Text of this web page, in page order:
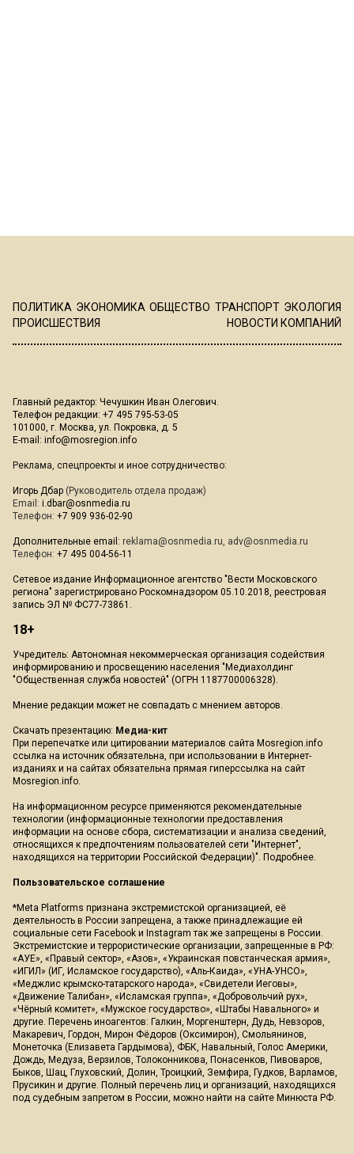
ПОЛИТИКА ЭКОНОМИКА ОБЩЕСТВО ТРАНСПОРТ ЭКОЛОГИЯ
ПРОИСШЕСТВИЯ
НОВОСТИ КОМПАНИЙ
Главный редактор: Чечушкин Иван Олегович.
Телефон редакции: +7 495 795-53-05
101000, г. Москва, ул. Покровка, д. 5
E-mail: info@mosregion.info
Реклама, спецпроекты и иное сотрудничество:
Игорь Дбар (Руководитель отдела продаж)
Email: i.dbar@osnmedia.ru
Телефон: +7 909 936-02-90
Дополнительные email: reklama@osnmedia.ru, adv@osnmedia.ru
Телефон: +7 495 004-56-11
Сетевое издание Информационное агентство "Вести Московского
региона" зарегистрировано Роскомнадзором 05.10.2018, реестровая
запись ЭЛ № ФС77-73861.
18+
Учредитель: Автономная некоммерческая организация содействия
информированию и просвещению населения "Медиахолдинг
"Общественная служба новостей" (ОГРН 1187700006328).
Мнение редакции может не совпадать с мнением авторов.
Скачать презентацию: Медиа-кит
При перепечатке или цитировании материалов сайта Mosregion.info
ссылка на источник обязательна, при использовании в Интернет-
изданиях и на сайтах обязательна прямая гиперссылка на сайт
Mosregion.info.
На информационном ресурсе применяются рекомендательные
технологии (информационные технологии предоставления
информации на основе сбора, систематизации и анализа сведений,
относящихся к предпочтениям пользователей сети "Интернет",
находящихся на территории Российской Федерации)". Подробнее.
Пользовательское соглашение
*Meta Platforms признана экстремистской организацией, её
деятельность в России запрещена, а также принадлежащие ей
социальные сети Facebook и Instagram так же запрещены в России.
Экстремистские и террористические организации, запрещенные в РФ:
«АУЕ», «Правый сектор», «Азов», «Украинская повстанческая армия»,
«ИГИЛ» (ИГ, Исламское государство), «Аль-Каида», «УНА-УНСО»,
«Меджлис крымско-татарского народа», «Свидетели Иеговы»,
«Движение Талибан», «Исламская группа», «Добровольчий рух»,
«Чёрный комитет», «Мужское государство», «Штабы Навального» и
другие. Перечень иноагентов: Галкин, Моргенштерн, Дудь, Невзоров,
Макаревич, Гордон, Мирон Фёдоров (Оксимирон), Смольянинов,
Монеточка (Елизавета Гардымова), ФБК, Навальный, Голос Америки,
Дождь, Медуза, Верзилов, Толоконникова, Понасенков, Пивоваров,
Быков, Шац, Глуховский, Долин, Троицкий, Земфира, Гудков, Варламов,
Прусикин и другие. Полный перечень лиц и организаций, находящихся
под судебным запретом в России, можно найти на сайте Минюста РФ.